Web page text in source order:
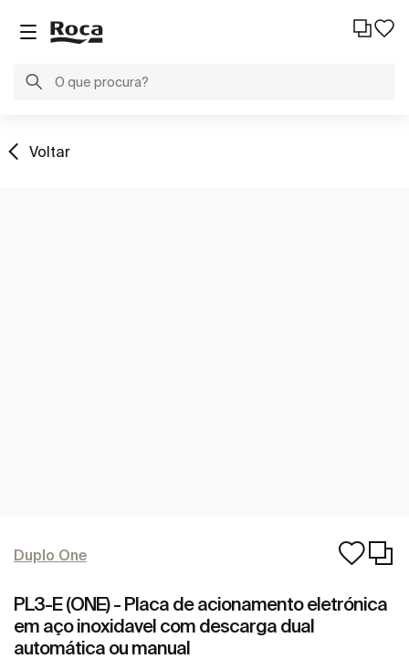
Voltar
Duplo One
PL3-E (ONE) - Placa de acionamento eletrónica
em aço inoxidavel com descarga dual
automática ou manual